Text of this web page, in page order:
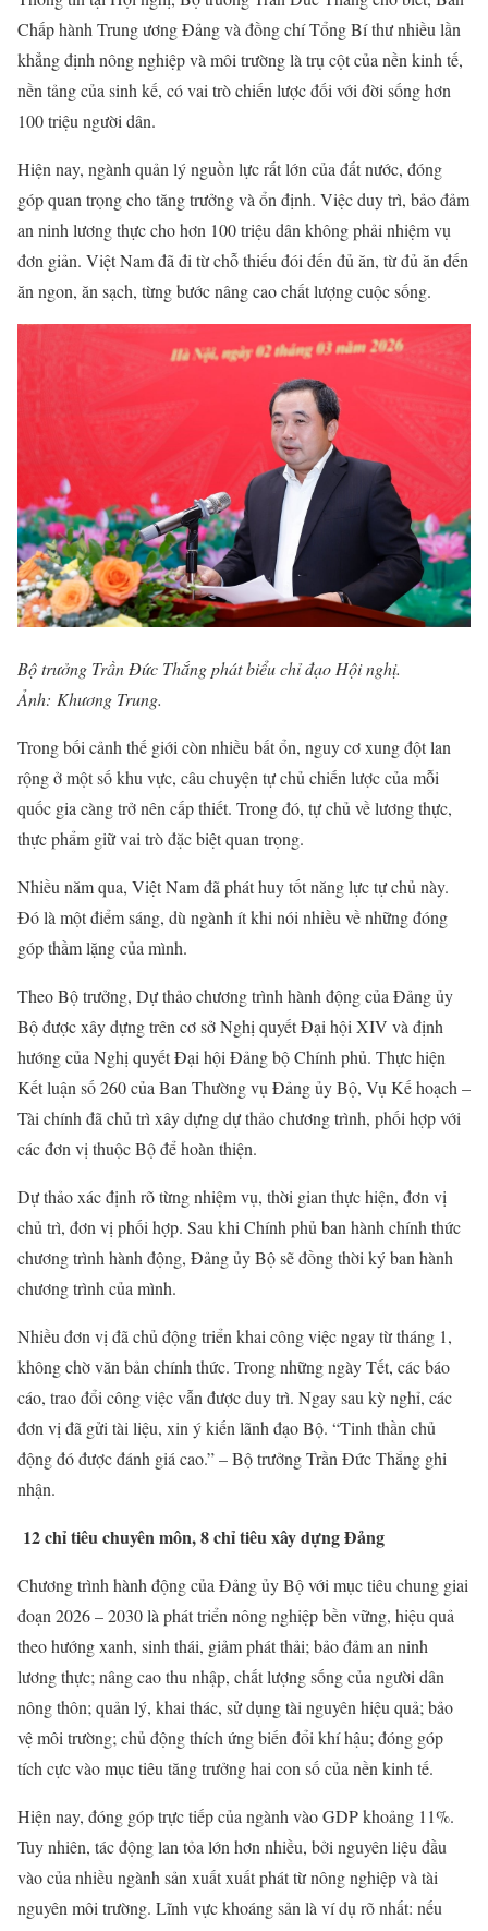
Chấp hành Trung ương Đảng và đồng chí Tổng Bí thư nhiều lần
khẳng định nông nghiệp và môi trường là trụ cột của nền kinh tế,
nền tảng của sinh kế, có vai trò chiến lược đối với đời sống hơn
100 triệu người dân.
Hiện nay, ngành quản lý nguồn lực rất lớn của đất nước, đóng
góp quan trọng cho tăng trưởng và ổn định. Việc duy trì, bảo đảm
an ninh lương thực cho hơn 100 triệu dân không phải nhiệm vụ
đơn giản. Việt Nam đã đi từ chỗ thiếu đói đến đủ ăn, từ đủ ăn đến
ăn ngon, ăn sạch, từng bước nâng cao chất lượng cuộc sống.
Bộ trưởng Trần Đức Thắng phát biểu chỉ đạo Hội nghị.
Ảnh: Khương Trung.
Trong bối cảnh thế giới còn nhiều bất ổn, nguy cơ xung đột lan
rộng ở một số khu vực, câu chuyện tự chủ chiến lược của mỗi
quốc gia càng trở nên cấp thiết. Trong đó, tự chủ về lương thực,
thực phẩm giữ vai trò đặc biệt quan trọng.
Nhiều năm qua, Việt Nam đã phát huy tốt năng lực tự chủ này.
Đó là một điểm sáng, dù ngành ít khi nói nhiều về những đóng
góp thầm lặng của mình.
Theo Bộ trưởng, Dự thảo chương trình hành động của Đảng ủy
Bộ được xây dựng trên cơ sở Nghị quyết Đại hội XIV và định
hướng của Nghị quyết Đại hội Đảng bộ Chính phủ. Thực hiện
Kết luận số 260 của Ban Thường vụ Đảng ủy Bộ, Vụ Kế hoạch –
Tài chính đã chủ trì xây dựng dự thảo chương trình, phối hợp với
các đơn vị thuộc Bộ để hoàn thiện.
Dự thảo xác định rõ từng nhiệm vụ, thời gian thực hiện, đơn vị
chủ trì, đơn vị phối hợp. Sau khi Chính phủ ban hành chính thức
chương trình hành động, Đảng ủy Bộ sẽ đồng thời ký ban hành
chương trình của mình.
Nhiều đơn vị đã chủ động triển khai công việc ngay từ tháng 1,
không chờ văn bản chính thức. Trong những ngày Tết, các báo
cáo, trao đổi công việc vẫn được duy trì. Ngay sau kỳ nghỉ, các
đơn vị đã gửi tài liệu, xin ý kiến lãnh đạo Bộ. “Tinh thần chủ
động đó được đánh giá cao.” – Bộ trưởng Trần Đức Thắng ghi
nhận.
12 chỉ tiêu chuyên môn, 8 chỉ tiêu xây dựng Đảng
Chương trình hành động của Đảng ủy Bộ với mục tiêu chung giai
đoạn 2026 – 2030 là phát triển nông nghiệp bền vững, hiệu quả
theo hướng xanh, sinh thái, giảm phát thải; bảo đảm an ninh
lương thực; nâng cao thu nhập, chất lượng sống của người dân
nông thôn; quản lý, khai thác, sử dụng tài nguyên hiệu quả; bảo
vệ môi trường; chủ động thích ứng biến đổi khí hậu; đóng góp
tích cực vào mục tiêu tăng trưởng hai con số của nền kinh tế.
Hiện nay, đóng góp trực tiếp của ngành vào GDP khoảng 11%.
Tuy nhiên, tác động lan tỏa lớn hơn nhiều, bởi nguyên liệu đầu
vào của nhiều ngành sản xuất xuất phát từ nông nghiệp và tài
nguyên môi trường. Lĩnh vực khoáng sản là ví dụ rõ nhất: nếu